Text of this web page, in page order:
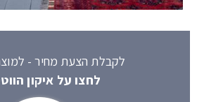
לקבלת הצעת מחיר -
לחצו על איקון